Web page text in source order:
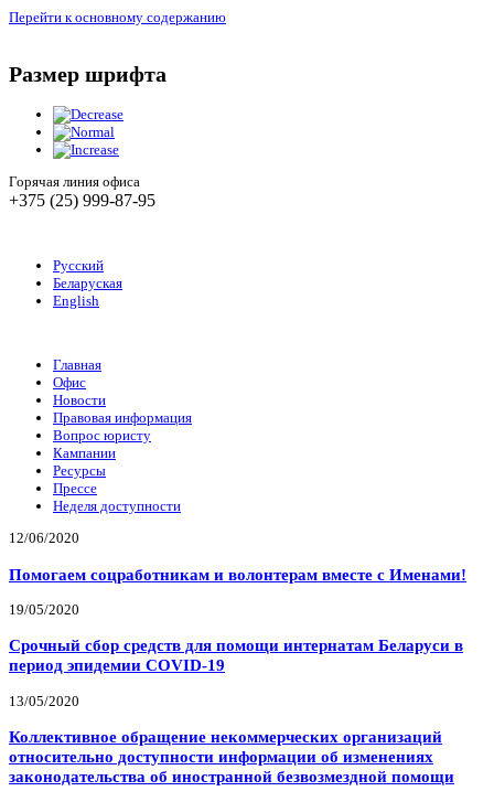
Перейти к основному содержанию
Размер шрифта
Горячая линия офиса
+375 (25) 999-87-95
Русский
Беларуская
English
Главная
Офис
Новости
Правовая информация
Вопрос юристу
Кампании
Ресурсы
Прессе
Неделя доступности
12/06/2020
Помогаем соцработникам и волонтерам вместе с Именами!
19/05/2020
Срочный сбор средств для помощи интернатам Беларуси в
период эпидемии COVID-19
13/05/2020
Коллективное обращение некоммерческих организаций
относительно доступности информации об изменениях
законодательства об иностранной безвозмездной помощи